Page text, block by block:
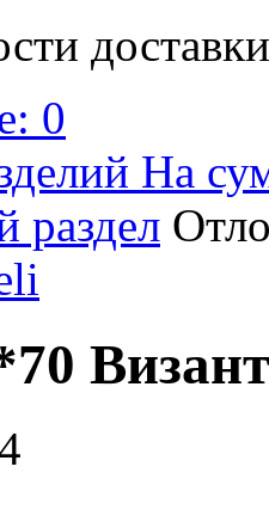
0
На
раздел